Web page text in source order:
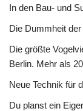
In den Bau- und
Die Dummheit
Die größte
Berlin. Mehr als
Neue Technik für
Du planst ein